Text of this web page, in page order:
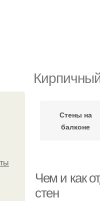
Стены на
балконе
Чем и как
стен